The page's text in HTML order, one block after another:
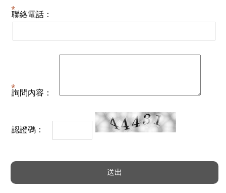
聯絡電話：
詢問內容：
認證碼：